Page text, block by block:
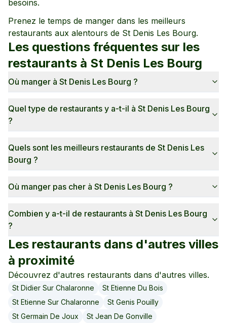
besoins.
Prenez le temps de manger dans les meilleurs
restaurants aux alentours de St Denis Les Bourg.
Les questions fréquentes sur les
restaurants à St Denis Les Bourg
Où manger à St Denis Les Bourg ?
Quel type de restaurants y a-t-il à St Denis Les Bourg
?
Quels sont les meilleurs restaurants de St Denis Les
Bourg ?
Où manger pas cher à St Denis Les Bourg ?
Combien y a-t-il de restaurants à St Denis Les Bourg
?
Les restaurants dans d'autres villes
à proximité
Découvrez d'autres restaurants dans d'autres villes.
St Didier Sur Chalaronne
St Etienne Du Bois
St Etienne Sur Chalaronne
St Genis Pouilly
St Germain De Joux
St Jean De Gonville